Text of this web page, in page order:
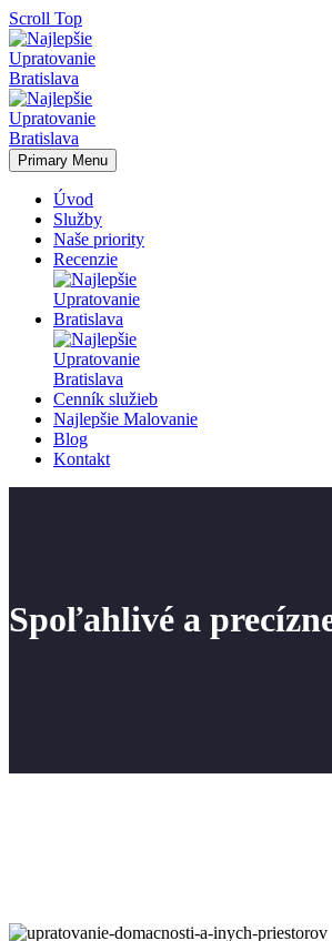
Scroll Top
Primary Menu
Úvod
Služby
Naše priority
Recenzie
Cenník služieb
Najlepšie Malovanie
Blog
Kontakt
Spoľahlivé a